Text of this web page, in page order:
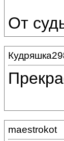
От
maestrokot